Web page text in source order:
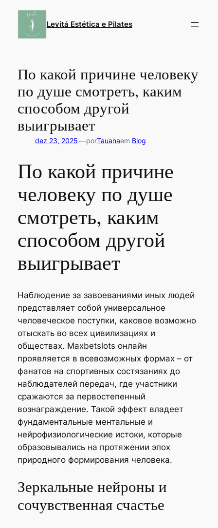
Levitá Estética e Pilates
По какой причине человеку
по душе смотреть, каким
способом другой
выигрывает
dez 23, 2025—porTauanaem Blog
По какой причине
человеку по душе
смотреть, каким
способом другой
выигрывает
Наблюдение за завоеваниями иных людей
представляет собой универсальное
человеческое поступки, каковое возможно
отыскать во всех цивилизациях и
обществах. Maxbetslots онлайн
проявляется в всевозможных формах – от
фанатов на спортивных состязаниях до
наблюдателей передач, где участники
сражаются за первостепенный
вознаграждение. Такой эффект владеет
фундаментальные ментальные и
нейрофизиологические истоки, которые
образовывались на протяжении эпох
природного формирования человека.
Зеркальные нейроны и
сочувственная счастье